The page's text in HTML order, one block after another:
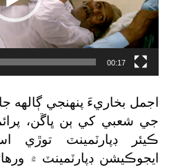
00:17
اجمل بخاريءَ پنهنجي
جي شعبي کي ٻن ڀاڱن،
ڪيئر ڊپارٽمينٽ توڙي
ايجوڪيشن ڊپارٽمينٽ ۾